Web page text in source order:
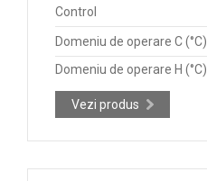
Control
Domeniu de operare C (°C)
Domeniu de operare H (°C)
Vezi produs